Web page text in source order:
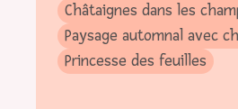
Châtaignes dans les
Paysage automnal avec
Princesse des feuilles